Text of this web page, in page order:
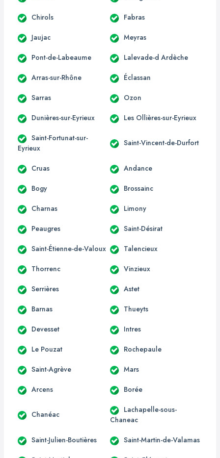
Chirols Fabras
Jaujac Meyras
Pont-de-Labeaume Lalevade-d Ardèche
Arras-sur-Rhône Éclassan
Sarras Ozon
Dunières-sur-Eyrieux Les Ollières-sur-Eyrieux
Saint-Fortunat-sur-
Eyrieux
Saint-Vincent-de-Durfort
Cruas Andance
Bogy Brossainc
Charnas Limony
Peaugres Saint-Désirat
Saint-Étienne-de-Valoux Talencieux
Thorrenc Vinzieux
Serrières Astet
Barnas Thueyts
Devesset Intres
Le Pouzat Rochepaule
Saint-Agrève Mars
Arcens Borée
Chanéac
Lachapelle-sous-
Chaneac
Saint-Julien-Boutières Saint-Martin-de-Valamas